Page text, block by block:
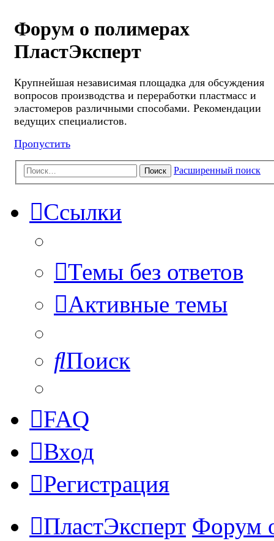
Форум о полимерах
ПластЭксперт
Крупнейшая независимая площадка для обсуждения
вопросов производства и переработки пластмасс и
эластомеров различными способами. Рекомендации
ведущих специалистов.
Пропустить
Поиск Расширенный поиск
Ссылки
Темы без ответов
Активные темы
Поиск
FAQ
Вход
Регистрация
ПластЭксперт Форум